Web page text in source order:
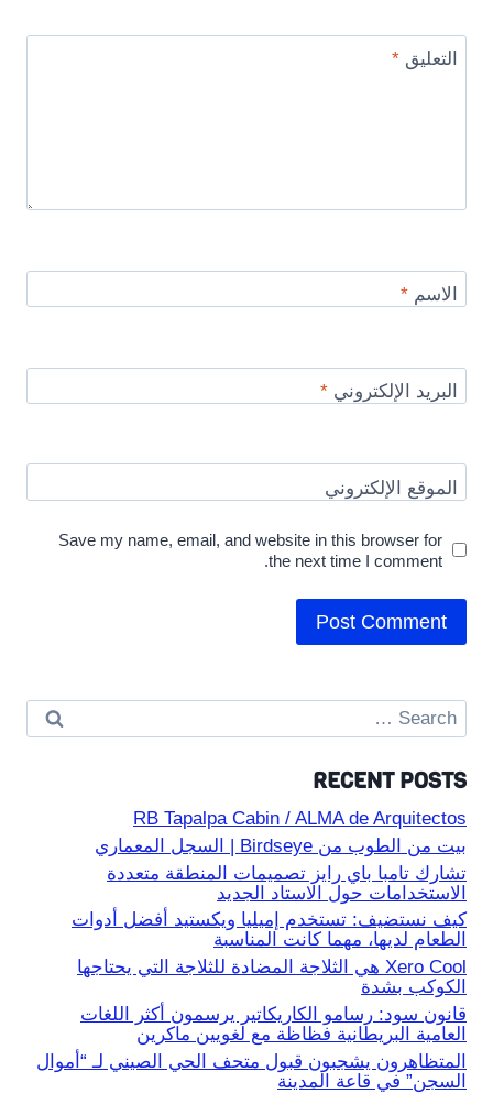
التعليق*
الاسم*
البريد الإلكتروني*
الموقع الإلكتروني
Save my name, email, and website in this browser for
the next time I comment.
Search
for:
RECENT POSTS
RB Tapalpa Cabin / ALMA de Arquitectos
بيت من الطوب من Birdseye | السجل المعماري
تشارك تامبا باي رايز تصميمات المنطقة متعددة
الاستخدامات حول الاستاد الجديد
كيف نستضيف: تستخدم إميليا ويكستيد أفضل أدوات
الطعام لديها، مهما كانت المناسبة
Xero Cool هي الثلاجة المضادة للثلاجة التي يحتاجها
الكوكب بشدة
قانون سود: رسامو الكاريكاتير يرسمون أكثر اللغات
العامية البريطانية فظاظة مع لغويين ماكرين
المتظاهرون يشجبون قبول متحف الحي الصيني لـ “أموال
السجن” في قاعة المدينة